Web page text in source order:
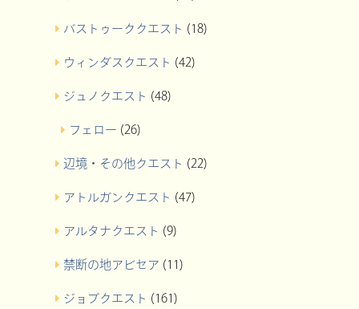
バストゥーククエスト (18)
ウィンダスクエスト (42)
ジュノクエスト (48)
フェロー (26)
辺境・その他クエスト (22)
アトルガンクエスト (47)
アルタナクエスト (9)
禁断の地アビセア (11)
ジョブクエスト (161)